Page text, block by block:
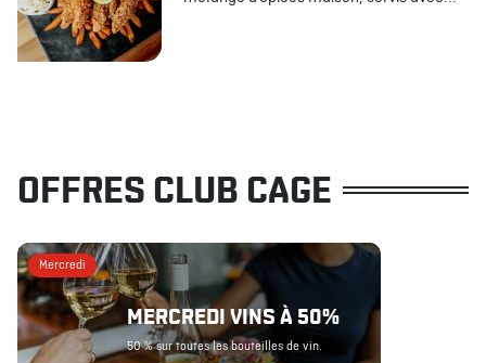
OFFRES CLUB CAGE
Mercredi
MERCREDI VINS À 50%
50 % sur toutes les bouteilles de vin.